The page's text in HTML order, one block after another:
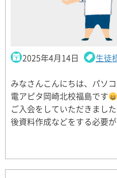
2025年4月14日 生徒
みなさんこんにちは、パソ
電アピタ岡崎北校福島です
ご入会をしていただきまし
後資料作成などをする必要